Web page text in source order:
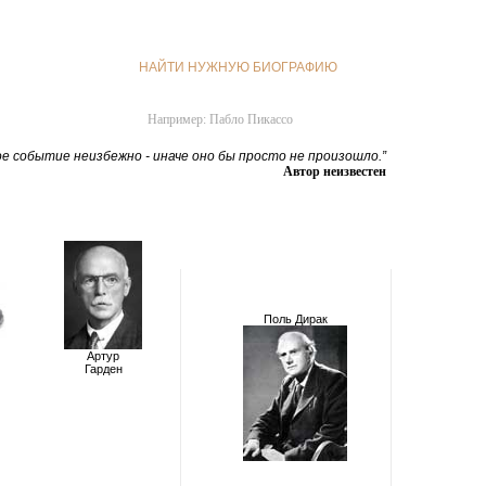
Артур
Гарден
НАЙТИ НУЖНУЮ БИОГРАФИЮ
Например: Пабло Пикассо
событие неизбежно - иначе оно бы просто не произошло.”
Автор неизвестен
Поль Дирак